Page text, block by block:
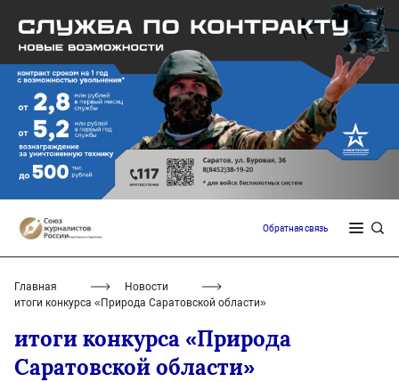
Обратная связь
Главная
Новости
итоги конкурса «Природа Саратовско­й области»
итоги конкурса «Природа
Саратовско­й области»